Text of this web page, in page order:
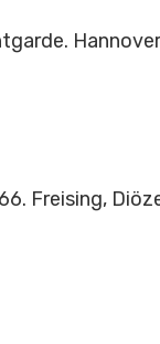
Freising,